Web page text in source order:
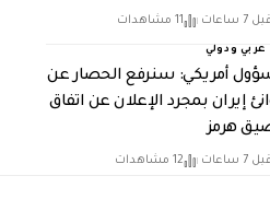
قبل 7 ساعات 11 مشاهدات
عربي ودولي
أمريكي: سنرفع الحصار عن
إيران بمجرد الإعلان عن اتفاق
هرمز
قبل 7 ساعات 12 مشاهدات